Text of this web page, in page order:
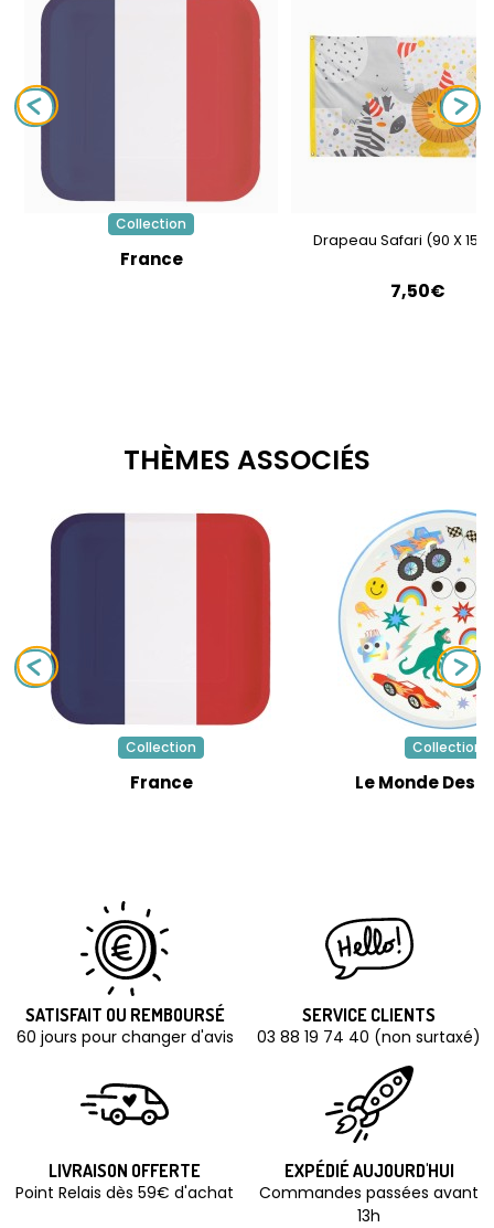
Collection
France
Drapeau Safari (90 X 150
7,50€
THÈMES ASSOCIÉS
Collection
France
Collection
Le Monde Des
SATISFAIT OU REMBOURSÉ
60 jours pour changer d'avis
SERVICE CLIENTS
03 88 19 74 40 (non surtaxé)
LIVRAISON OFFERTE
Point Relais dès 59€ d'achat
EXPÉDIÉ AUJOURD'HUI
Commandes passées avant
13h